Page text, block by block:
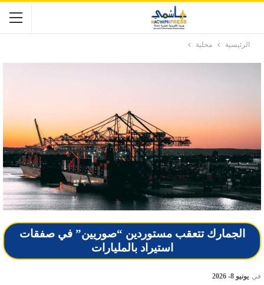
الرئيسية محلية
الجمارك تتعقب مستوردين “صوريين” في صفقات
استيراد بالمليارات
في يونيو 8- 2026